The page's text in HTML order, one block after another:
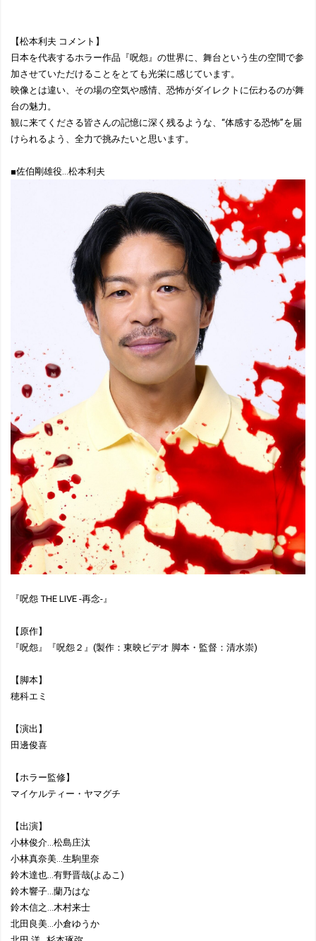
【松本利夫 コメント】
日本を代表するホラー作品『呪怨』の世界に、舞台という生の空間で参
加させていただけることをとても光栄に感じています。
映像とは違い、その場の空気や感情、恐怖がダイレクトに伝わるのが舞
台の魅力。
観に来てくださる皆さんの記憶に深く残るような、“体感する恐怖”を届
けられるよう、全力で挑みたいと思います。
■佐伯剛雄役…松本利夫
『呪怨 THE LIVE -再念-』
【原作】
『呪怨』『呪怨２』(製作：東映ビデオ 脚本・監督：清水崇)
【脚本】
穂科エミ
【演出】
田邊俊喜
【ホラー監修】
マイケルティー・ヤマグチ
【出演】
小林俊介…松島庄汰
小林真奈美…生駒里奈
鈴木達也…有野晋哉(よゐこ)
鈴木響子…蘭乃はな
鈴木信之…木村来士
北田良美…小倉ゆうか